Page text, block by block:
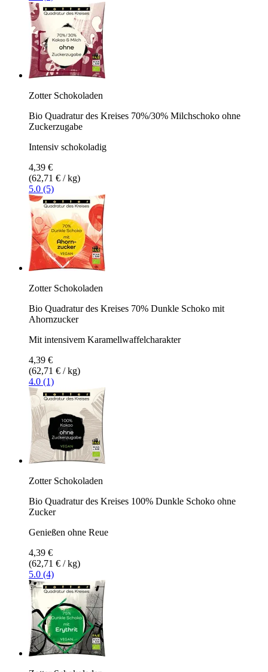
Zotter Schokoladen
Bio Quadratur des Kreises 70%/30% Milchschoko ohne
Zuckerzugabe
Intensiv schokoladig
4,39 €
(62,71 € / kg)
5.0 (5)
Zotter Schokoladen
Bio Quadratur des Kreises 70% Dunkle Schoko mit
Ahornzucker
Mit intensivem Karamellwaffelcharakter
4,39 €
(62,71 € / kg)
4.0 (1)
Zotter Schokoladen
Bio Quadratur des Kreises 100% Dunkle Schoko ohne
Zucker
Genießen ohne Reue
4,39 €
(62,71 € / kg)
5.0 (4)